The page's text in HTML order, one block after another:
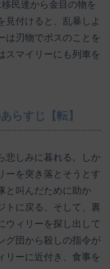
民達から金目の物を
見付けると、乱暴しよ
は刃物でボスのことを
スマイリーにも列車を
らすじ【転】
悲しみに暮れる。しか
ーを突き落とそうとす
と叫んだために助か
トに戻る、そして、裏
ウィリーを探し出して
グ団から殺しの指令が
リーに近付き、食事を